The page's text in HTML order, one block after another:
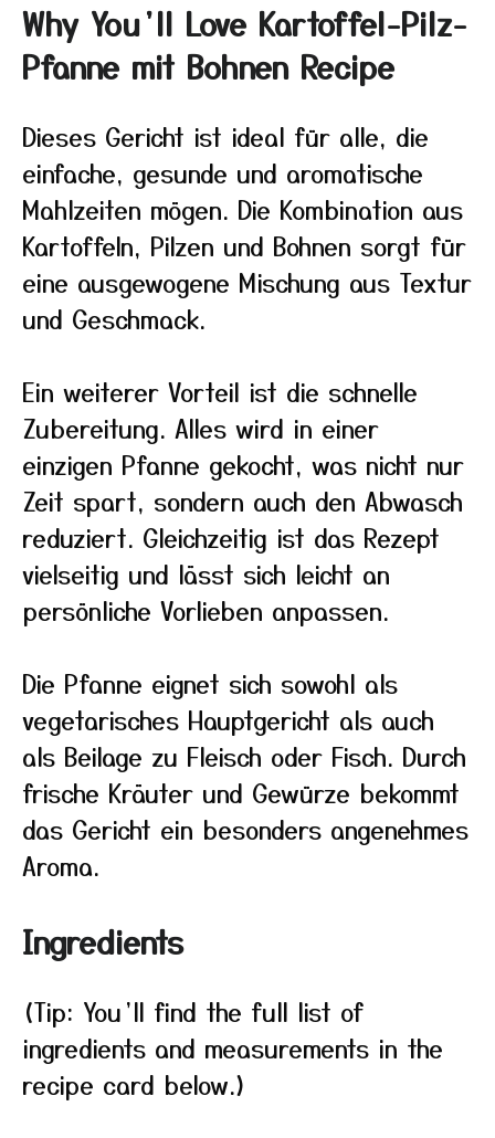
Why You’ll Love Kartoffel-Pilz-
Pfanne mit Bohnen Recipe
Dieses Gericht ist ideal für alle, die
einfache, gesunde und aromatische
Mahlzeiten mögen. Die Kombination aus
Kartoffeln, Pilzen und Bohnen sorgt für
eine ausgewogene Mischung aus Textur
und Geschmack.
Ein weiterer Vorteil ist die schnelle
Zubereitung. Alles wird in einer
einzigen Pfanne gekocht, was nicht nur
Zeit spart, sondern auch den Abwasch
reduziert. Gleichzeitig ist das Rezept
vielseitig und lässt sich leicht an
persönliche Vorlieben anpassen.
Die Pfanne eignet sich sowohl als
vegetarisches Hauptgericht als auch
als Beilage zu Fleisch oder Fisch. Durch
frische Kräuter und Gewürze bekommt
das Gericht ein besonders angenehmes
Aroma.
Ingredients
(Tip: You’ll find the full list of
ingredients and measurements in the
recipe card below.)